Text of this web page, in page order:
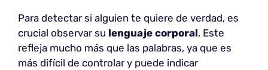
Para detectar si alguien te quiere de verdad, es
crucial observar su lenguaje corporal. Este
refleja mucho más que las palabras, ya que es
más difícil de controlar y puede indicar